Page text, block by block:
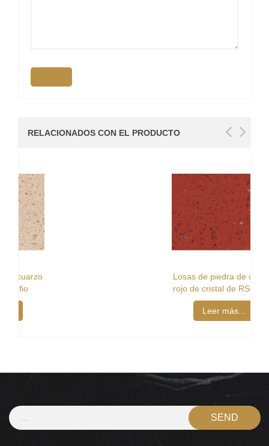
RELACIONADOS CON EL PRODUCTO
Losas de piedra de cuarzo
rojo de cristal de RSC1801